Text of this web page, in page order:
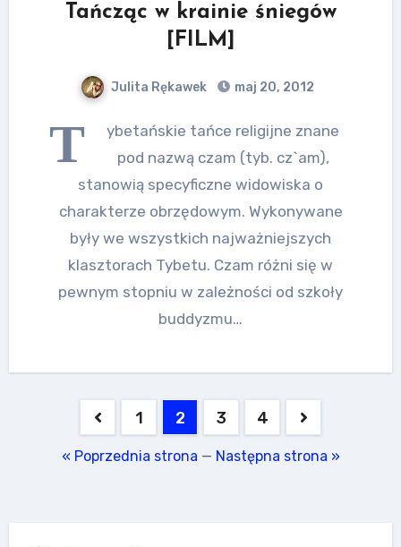
Tańcząc w krainie śniegów
[FILM]
Julita Rękawek maj 20, 2012
T
ybetańskie tańce religijne znane
pod nazwą czam (tyb. cz`am),
stanowią specyficzne widowiska o
charakterze obrzędowym. Wykonywane
były we wszystkich najważniejszych
klasztorach Tybetu. Czam różni się w
pewnym stopniu w zależności od szkoły
buddyzmu…
Stronicowanie
wpisów
1 2 3 4
« Poprzednia strona — Następna strona »